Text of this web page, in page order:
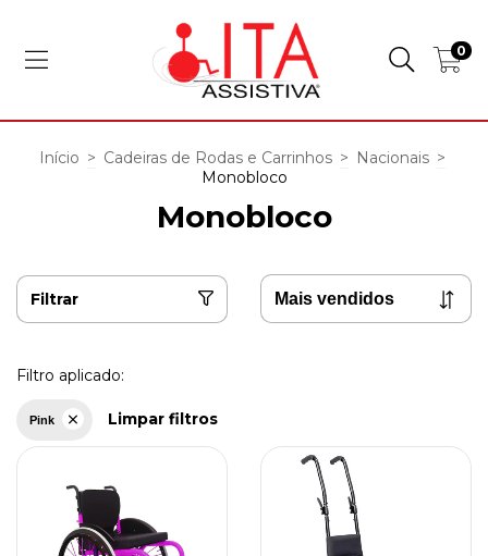
0
Início > Cadeiras de Rodas e Carrinhos > Nacionais >
Monobloco
Monobloco
Filtrar
Filtro aplicado:
Pink Limpar filtros